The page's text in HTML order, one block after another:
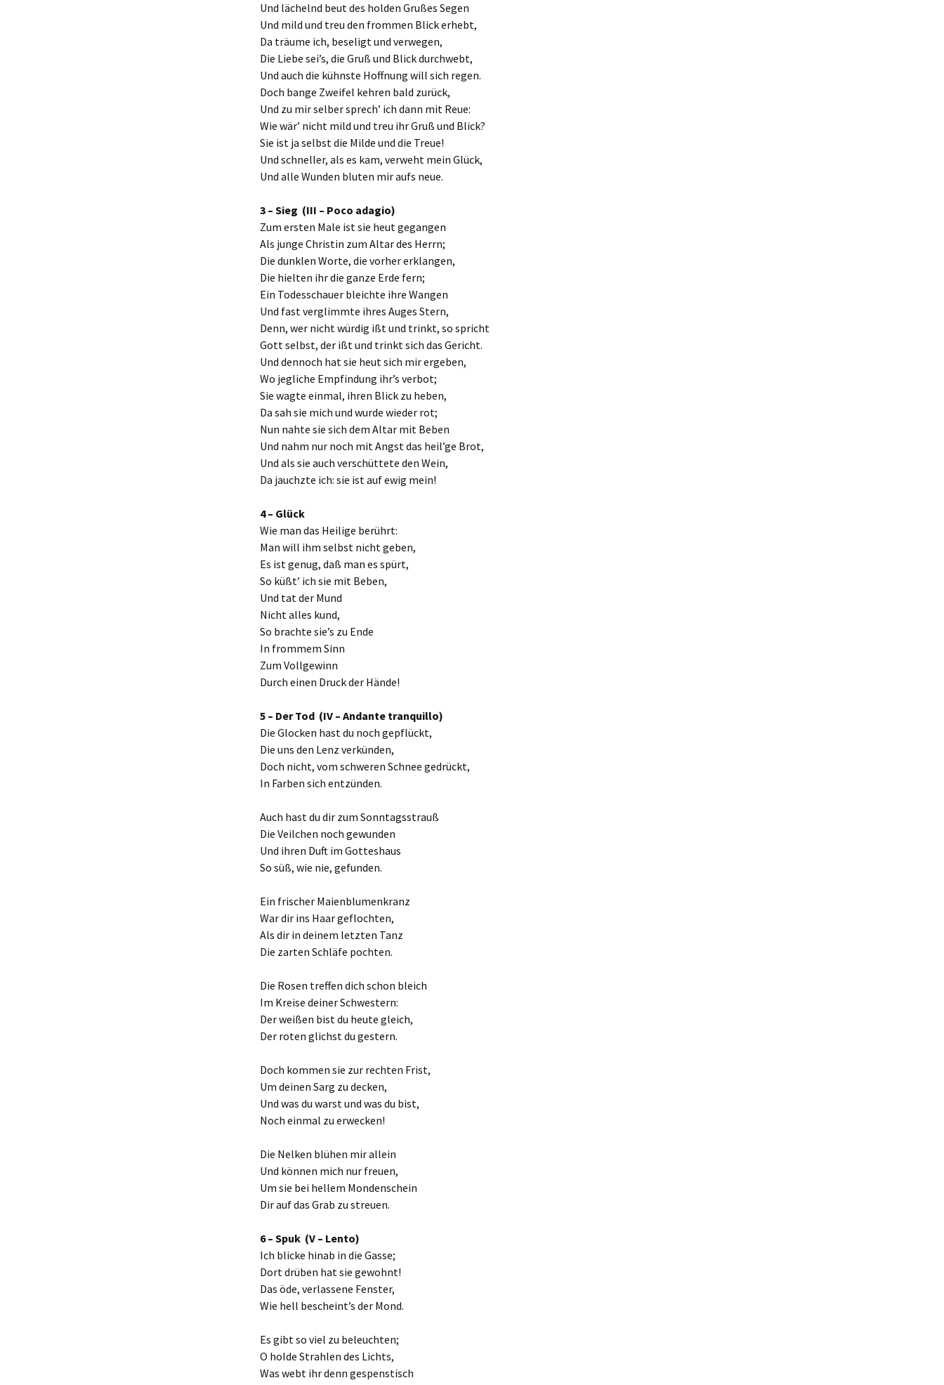
Und lächelnd beut des holden Grußes Segen
Und mild und treu den frommen Blick erhebt,
Da träume ich, beseligt und verwegen,
Die Liebe sei’s, die Gruß und Blick durchwebt,
Und auch die kühnste Hoffnung will sich regen.
Doch bange Zweifel kehren bald zurück,
Und zu mir selber sprech’ ich dann mit Reue:
Wie wär’ nicht mild und treu ihr Gruß und Blick?
Sie ist ja selbst die Milde und die Treue!
Und schneller, als es kam, verweht mein Glück,
Und alle Wunden bluten mir aufs neue.
3 – Sieg (III – Poco adagio)
Zum ersten Male ist sie heut gegangen
Als junge Christin zum Altar des Herrn;
Die dunklen Worte, die vorher erklangen,
Die hielten ihr die ganze Erde fern;
Ein Todesschauer bleichte ihre Wangen
Und fast verglimmte ihres Auges Stern,
Denn, wer nicht würdig ißt und trinkt, so spricht
Gott selbst, der ißt und trinkt sich das Gericht.
Und dennoch hat sie heut sich mir ergeben,
Wo jegliche Empfindung ihr’s verbot;
Sie wagte einmal, ihren Blick zu heben,
Da sah sie mich und wurde wieder rot;
Nun nahte sie sich dem Altar mit Beben
Und nahm nur noch mit Angst das heil’ge Brot,
Und als sie auch verschüttete den Wein,
Da jauchzte ich: sie ist auf ewig mein!
4 – Glück
Wie man das Heilige berührt:
Man will ihm selbst nicht geben,
Es ist genug, daß man es spürt,
So küßt’ ich sie mit Beben,
Und tat der Mund
Nicht alles kund,
So brachte sie’s zu Ende
In frommem Sinn
Zum Vollgewinn
Durch einen Druck der Hände!
5 – Der Tod (IV – Andante tranquillo)
Die Glocken hast du noch gepflückt,
Die uns den Lenz verkünden,
Doch nicht, vom schweren Schnee gedrückt,
In Farben sich entzünden.
Auch hast du dir zum Sonntagsstrauß
Die Veilchen noch gewunden
Und ihren Duft im Gotteshaus
So süß, wie nie, gefunden.
Ein frischer Maienblumenkranz
War dir ins Haar geflochten,
Als dir in deinem letzten Tanz
Die zarten Schläfe pochten.
Die Rosen treffen dich schon bleich
Im Kreise deiner Schwestern:
Der weißen bist du heute gleich,
Der roten glichst du gestern.
Doch kommen sie zur rechten Frist,
Um deinen Sarg zu decken,
Und was du warst und was du bist,
Noch einmal zu erwecken!
Die Nelken blühen mir allein
Und können mich nur freuen,
Um sie bei hellem Mondenschein
Dir auf das Grab zu streuen.
6 – Spuk (V – Lento)
Ich blicke hinab in die Gasse;
Dort drüben hat sie gewohnt!
Das öde, verlassene Fenster,
Wie hell bescheint’s der Mond.
Es gibt so viel zu beleuchten;
O holde Strahlen des Lichts,
Was webt ihr denn gespenstisch